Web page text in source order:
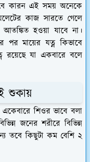
কারন এই সময় অনেকে
কাজ সারতে গেলে
হওয়া যাবে না।
পর মায়ের যত্ন কিভাবে
যা একবারে বলে
শুকায়
শিওর ভাবে বলা
জনের শরীরে বিভিন্ন
তবে কিছুটা কম বেশি ২